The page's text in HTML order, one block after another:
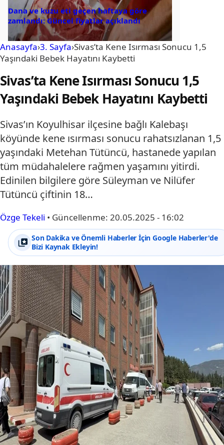
Dana ve kuzu eti geçen haftaya göre
zamlandı: Güncel fiyatlar açıklandı
Anasayfa›3. Sayfa›Sivas’ta Kene Isırması Sonucu 1,5
Yaşındaki Bebek Hayatını Kaybetti
Sivas’ta Kene Isırması Sonucu 1,5
Yaşındaki Bebek Hayatını Kaybetti
Sivas’ın Koyulhisar ilçesine bağlı Kalebaşı
köyünde kene ısırması sonucu rahatsızlanan 1,5
yaşındaki Metehan Tütüncü, hastanede yapılan
tüm müdahalelere rağmen yaşamını yitirdi.
Edinilen bilgilere göre Süleyman ve Nilüfer
Tütüncü çiftinin 18…
Özge Tekeli • Güncellenme: 20.05.2025 - 16:02
Son Dakika ve Önemli Haberler İçin Google Haberler'de
Bizi Kaynak Ekleyin!